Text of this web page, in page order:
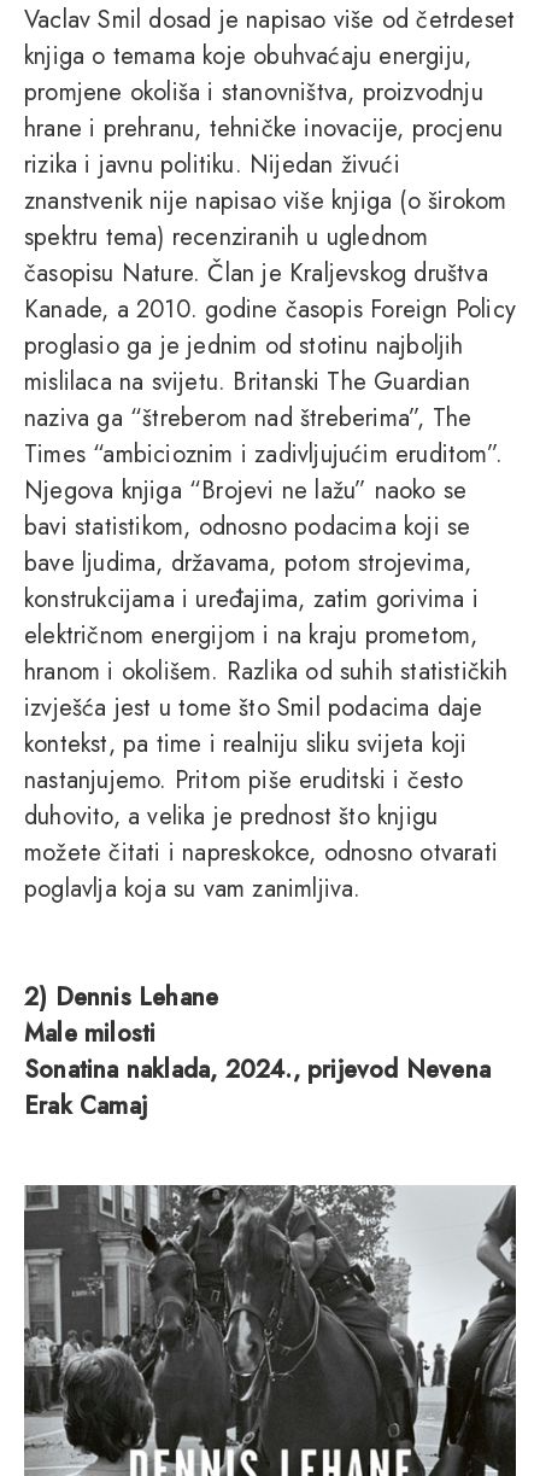
Vaclav Smil dosad je napisao više od četrdeset
knjiga o temama koje obuhvaćaju energiju,
promjene okoliša i stanovništva, proizvodnju
hrane i prehranu, tehničke inovacije, procjenu
rizika i javnu politiku. Nijedan živući
znanstvenik nije napisao više knjiga (o širokom
spektru tema) recenziranih u uglednom
časopisu Nature. Član je Kraljevskog društva
Kanade, a 2010. godine časopis Foreign Policy
proglasio ga je jednim od stotinu najboljih
mislilaca na svijetu. Britanski The Guardian
naziva ga “štreberom nad štreberima”, The
Times “ambicioznim i zadivljujućim eruditom”.
Njegova knjiga “Brojevi ne lažu” naoko se
bavi statistikom, odnosno podacima koji se
bave ljudima, državama, potom strojevima,
konstrukcijama i uređajima, zatim gorivima i
električnom energijom i na kraju prometom,
hranom i okolišem. Razlika od suhih statističkih
izvješća jest u tome što Smil podacima daje
kontekst, pa time i realniju sliku svijeta koji
nastanjujemo. Pritom piše eruditski i često
duhovito, a velika je prednost što knjigu
možete čitati i napreskokce, odnosno otvarati
poglavlja koja su vam zanimljiva.
2) Dennis Lehane
Male milosti
Sonatina naklada, 2024., prijevod Nevena
Erak Camaj